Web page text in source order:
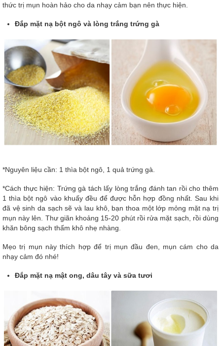
thức trị mụn hoàn hảo cho da nhạy cảm bạn nên thực hiện.
Đắp mặt nạ bột ngô và lòng trắng trứng gà
*Nguyên liệu cần: 1 thìa bột ngô, 1 quả trứng gà.
*Cách thực hiện: Trứng gà tách lấy lòng trắng đánh tan rồi cho thêm
1 thìa bột ngô vào khuấy đều để được hỗn hợp đồng nhất. Sau khi
đã vệ sinh da sạch sẽ và lau khô, bạn thoa một lớp mỏng mặt nạ trị
mụn này lên. Thư giãn khoảng 15-20 phút rồi rửa mặt sạch, rồi dùng
khăn bông sạch thấm khô nhẹ nhàng.
Mẹo trị mụn này thích hợp để trị mụn đầu đen, mụn cám cho da
nhạy cảm đó nhé!
Đắp mặt nạ mật ong, dâu tây và sữa tươi